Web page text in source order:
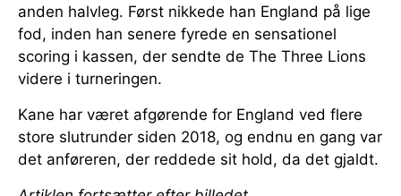
anden halvleg. Først nikkede han England på lige
fod, inden han senere fyrede en sensationel
scoring i kassen, der sendte de The Three Lions
videre i turneringen.
Kane har været afgørende for England ved flere
store slutrunder siden 2018, og endnu en gang var
det anføreren, der reddede sit hold, da det gjaldt.